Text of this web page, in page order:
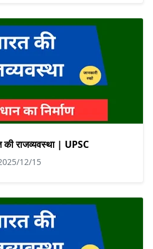
की राजव्यवस्था | UPSC
12/15